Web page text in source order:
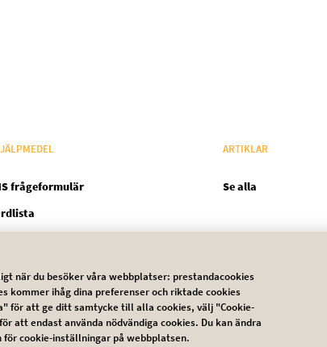
frågeformulär
ARTIKLAR
Se alla
oss
Användarvillkor Integritetsskyddspolicy
när du besöker våra webbplatser: prestandacookies
kommer ihåg dina preferenser och riktade cookies
för att ge ditt samtycke till alla cookies, välj "Cookie-
att endast använda nödvändiga cookies. Du kan ändra
cookie-inställningar på webbplatsen.